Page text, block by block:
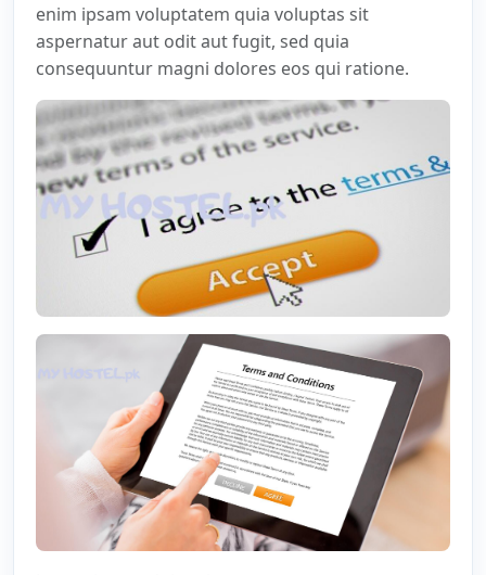
enim ipsam voluptatem quia voluptas sit
aspernatur aut odit aut fugit, sed quia
consequuntur magni dolores eos qui ratione.